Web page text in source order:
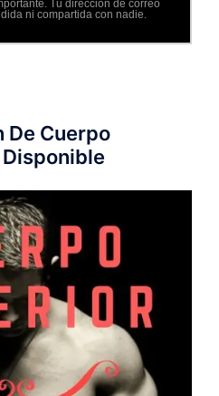
Tu dirección de correo
ni compartida con nadie.
De Cuerpo